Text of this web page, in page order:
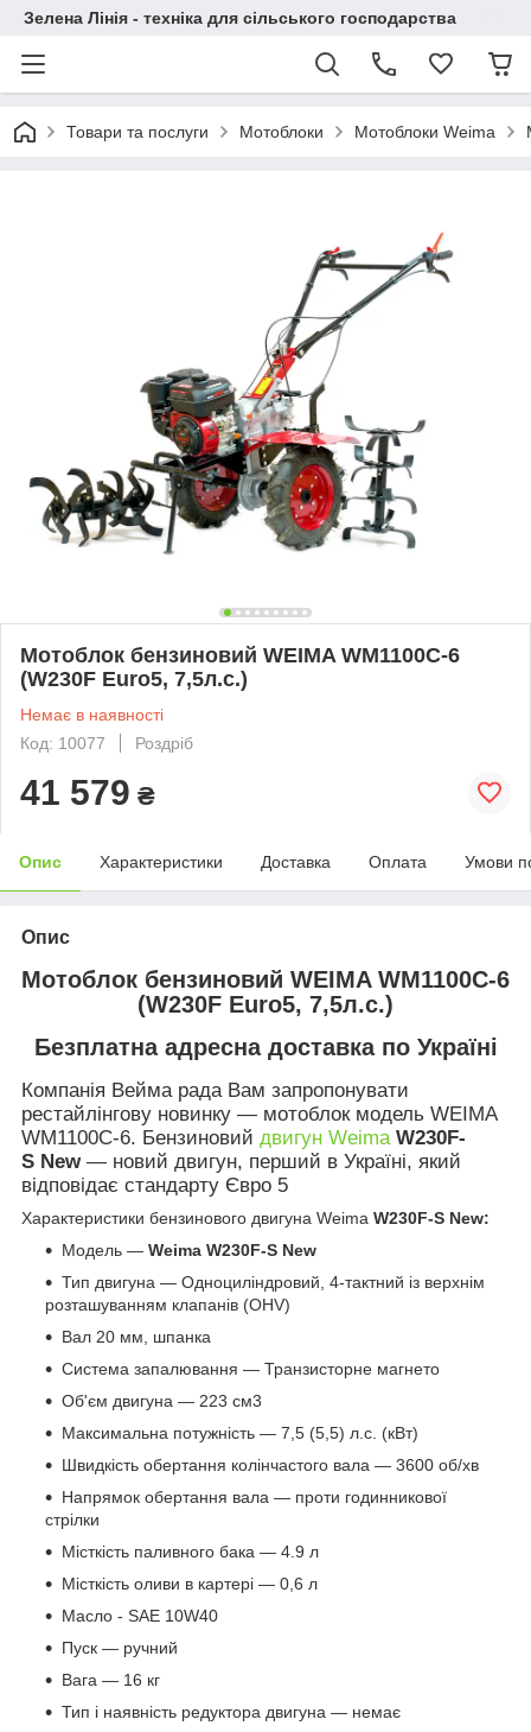
Зелена Лінія - техніка для сільського господарства
Товари та послуги Мотоблоки Мотоблоки Weima
Мотоблок бензиновий WEIMA WM1100С-6
(W230F Euro5, 7,5л.с.)
Немає в наявності
Код: 10077
Роздріб
41 579 ₴
Опис Характеристики Доставка Оплата Умови
Опис
Мотоблок бензиновий WEIMA WM1100С-6
(W230F Euro5, 7,5л.с.)
Безплатна адресна доставка по Україні
Компанія Вейма рада Вам запропонувати
рестайлінгову новинку — мотоблок модель WEIMA
WM1100С-6. Бензиновий двигун Weima W230F-
S New— новий двигун, перший в Україні, який
відповідає стандарту Євро 5
Характеристики бензинового двигуна Weima W230F-S New:
Модель — Weima W230F-S New
Тип двигуна — Одноциліндровий, 4-тактний із верхнім
розташуванням клапанів (ОНV)
Вал 20 мм, шпанка
Система запалювання — Транзисторне магнето
Об'єм двигуна — 223 см3
Максимальна потужність — 7,5 (5,5) л.с. (кВт)
Швидкість обертання колінчастого вала — 3600 об/хв
Напрямок обертання вала — проти годинникової
стрілки
Місткість паливного бака — 4.9 л
Місткість оливи в картері — 0,6 л
Масло - SAE 10W40
Пуск — ручний
Вага — 16 кг
Тип і наявність редуктора двигуна — немає